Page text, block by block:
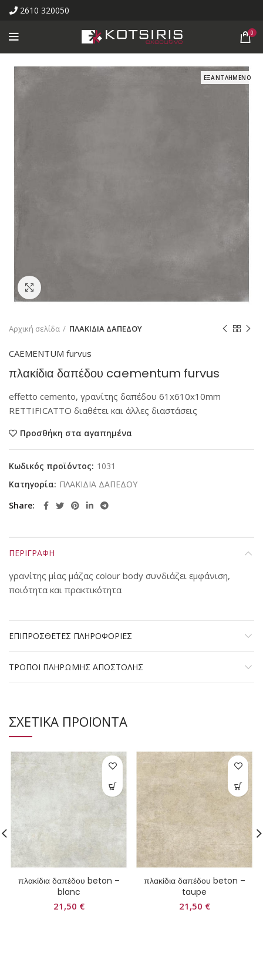
2610 320050
0
ΕΞΑΝΤΛΗΜΕΝΟ
Αρχική σελίδα ΠΛΑΚΙΔΙΑ ΔΑΠΕΔΟΥ
CAEMENTUM furvus
πλακίδια δαπέδου caementum furvus
effetto cemento, γρανίτης δαπέδου 61x610x10mm
RETTIFICATTO διαθέτει και άλλες διαστάσεις
Προσθήκη στα αγαπημένα
Κωδικός προϊόντος: 1031
Κατηγορία: ΠΛΑΚΙΔΙΑ ΔΑΠΕΔΟΥ
Share
ΠΕΡΙΓΡΑΦΗ
γρανίτης μίας μάζας colour body συνδιάζει εμφάνιση,
ποιότητα και πρακτικότητα
ΕΠΙΠΡΟΣΘΕΤΕΣ ΠΛΗΡΟΦΟΡΙΕΣ
ΤΡΟΠΟΙ ΠΛΗΡΩΜΗΣ ΑΠΟΣΤΟΛΗΣ
ΣΧΕΤΙΚΑ ΠΡΟΪΟΝΤΑ
πλακίδια δαπέδου beton –
blanc
21,50 €
πλακίδια δαπέδου beton –
taupe
21,50 €